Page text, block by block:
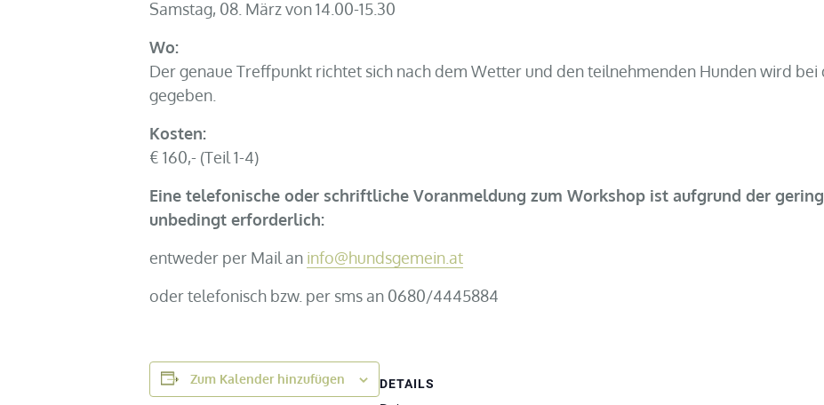
Samstag, 08. März von 14.00-15.30
Wo:
Der genaue Treffpunkt richtet sich nach dem Wetter und den teilnehmenden Hunden wird
gegeben.
Kosten:
€ 160,- (Teil 1-4)
Eine telefonische oder schriftliche Voranmeldung zum Workshop ist aufgrund der
unbedingt erforderlich:
entweder per Mail an info@hundsgemein.at
oder telefonisch bzw. per sms an 0680/4445884
Zum Kalender hinzufügen DETAILS